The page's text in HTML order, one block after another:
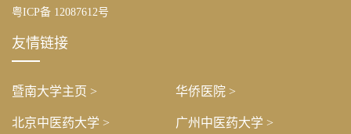
粤ICP备 12087612号
友情链接
暨南大学主页 > 华侨医院 >
北京中医药大学 > 广州中医药大学 >